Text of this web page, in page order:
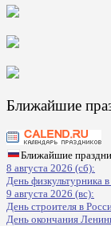
Ближайшие
Ближайшие
8 августа 2026 (сб):
День физкультурника
9 августа 2026 (вс):
День строителя в
День окончания